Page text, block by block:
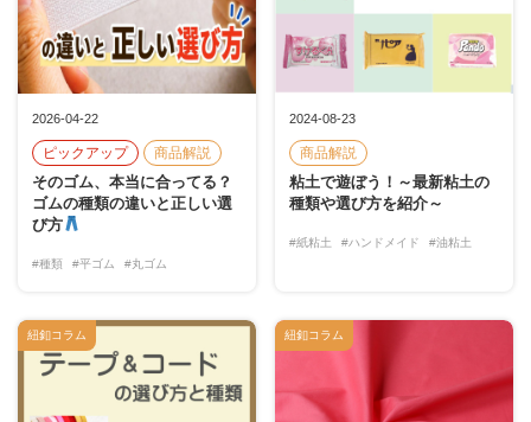
2026-04-22
ピックアップ 商品解説
そのゴム、本当に合ってる？
ゴムの種類の違いと正しい選
び方
#種類 #平ゴム #丸ゴム
2024-08-23
商品解説
粘土で遊ぼう！～最新粘土の
種類や選び方を紹介～
#紙粘土 #ハンドメイド #油粘土
紐釦コラム 紐釦コラム